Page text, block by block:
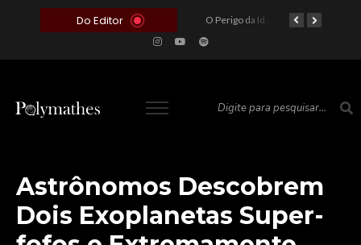
Do Editor A Roleta da Miséria: Quando a Devoção Cega Encontra o Link na Bio. A Queda do Brasileiro Pelas Mãos de Seus Influencers. O Perigo da Ideologia Desenfreada na Justiça: Quando a Pauta Política Substitui a Pena Criminal O Preço de um Escândalo: A Discrepância Entre o “Filme de Bolsonaro” e a Realidade do Cinema Mundial
Astrônomos Descobrem
Dois Exoplanetas Super-